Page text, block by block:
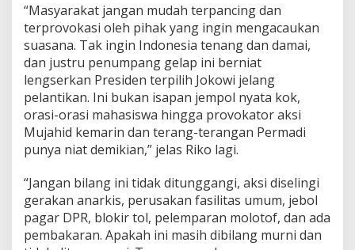
a
n
t
i
k
a
n
P
r
s
d
e
n
“Masyarakat jangan mudah terpancing dan
terprovokasi oleh pihak yang ingin mengacaukan
suasana. Tak ingin Indonesia tenang dan damai,
dan justru penumpang gelap ini berniat
lengserkan Presiden terpilih Jokowi jelang
pelantikan. Ini bukan isapan jempol nyata kok,
orasi-orasi mahasiswa hingga provokator aksi
Mujahid kemarin dan terang-terangan Permadi
punya niat demikian,” jelas Riko lagi.
“Jangan bilang ini tidak ditunggangi, aksi diselingi
gerakan anarkis, perusakan fasilitas umum, jebol
pagar DPR, blokir tol, pelemparan molotof, dan ada
pembakaran. Apakah ini masih dibilang murni dan